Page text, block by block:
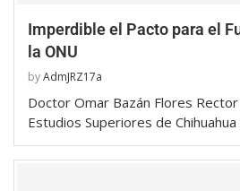
Imperdible el Pacto para el
la ONU
byAdmJRZ17a
Doctor Omar Bazán Flores
Estudios Superiores de